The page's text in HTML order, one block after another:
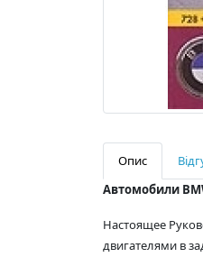
Опис
Автомобили
Настоящее
двигателями в